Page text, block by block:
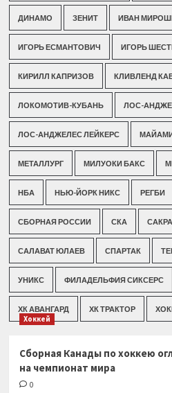
ДИНАМО ЗЕНИТ ИВАН
ИГОРЬ ЕСМАНТОВИЧ ИГОРЬ
КИРИЛЛ КАПРИЗОВ КЛИВЛЕНД
ЛОКОМОТИВ-КУБАНЬ ЛОС-
ЛОС-АНДЖЕЛЕС ЛЕЙКЕРС
МЕТАЛЛУРГ МИЛУОКИ БАКС
НБА НЬЮ-ЙОРК НИКС РЕГБИ
СБОРНАЯ РОССИИ СКА
САЛАВАТ ЮЛАЕВ СПАРТАК
УНИКС ФИЛАДЕЛЬФИЯ СИКСЕРС
ХК АВАНГАРД ХК ТРАКТОР
Хоккей
Сборная Канады по хоккею
на чемпионат мира
0